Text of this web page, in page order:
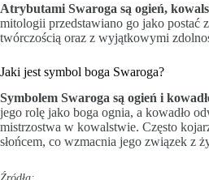
Atrybutami Swaroga są ogień,
mitologii przedstawiano go jako postać
twórczością oraz z wyjątkowymi
Jaki jest symbol boga Swaroga?
Symbolem Swaroga są ogień i
jego rolę jako boga ognia, a kowadło
mistrzostwa w kowalstwie. Często
słońcem, co wzmacnia jego związek z